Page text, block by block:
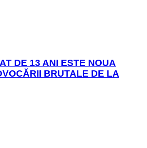
DE 13 ANI ESTE NOUA
BRUTALE DE LA